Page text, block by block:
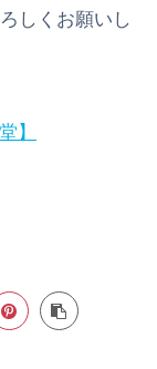
しくお願いし